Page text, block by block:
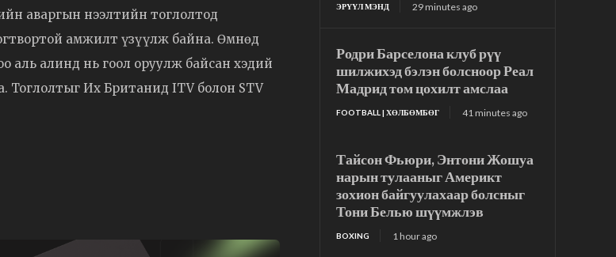
аваргын нээлтийн тоглолтод
амжилт үзүүлж байна. Өмнөд
аль алинд нь гоол оруулж байсан хэдий
Тоглолтыг Их Британид ITV болон STV
ЭРҮҮЛ МЭНД 29 minutes ago
Родри Барселона клуб рүү
шилжихэд бэлэн болсноор Реал
Мадрид том цохилт амслаа
FOOTBALL | ХӨЛБӨМБӨГ 41 minutes ago
Тайсон Фьюри, Энтони Жошуа
нарын тулааныг Америкт
зохион байгуулахаар болсныг
Тони Белью шүүмжлэв
BOXING 1 hour ago